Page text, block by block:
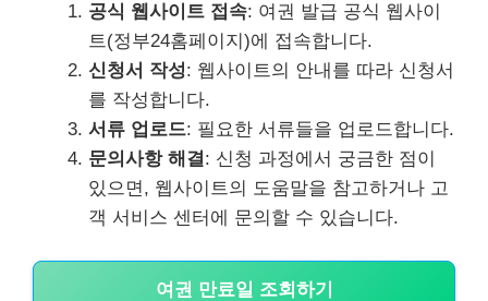
공식 웹사이트 접속: 여권 발급 공식 웹사이
트(정부24홈페이지)에 접속합니다.
신청서 작성: 웹사이트의 안내를 따라 신청서
를 작성합니다.
서류 업로드: 필요한 서류들을 업로드합니다.
문의사항 해결: 신청 과정에서 궁금한 점이
있으면, 웹사이트의 도움말을 참고하거나 고
객 서비스 센터에 문의할 수 있습니다.
여권 만료일 조회하기